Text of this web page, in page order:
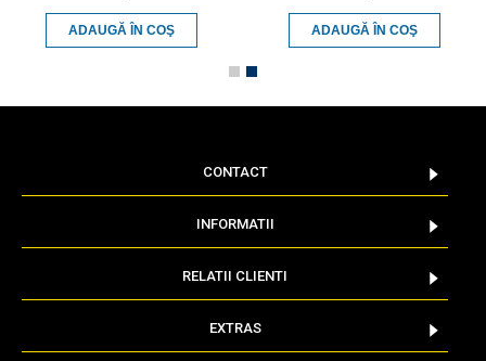
ADAUGĂ ÎN COŞ ADAUGĂ ÎN COŞ
CONTACT
INFORMATII
RELATII CLIENTI
EXTRAS